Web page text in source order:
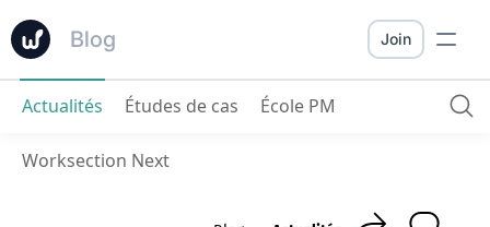
Blog
Intégration avec Slack, Notifications de bureau et API
Join
Actualités Études de cas École PM
Worksection Next